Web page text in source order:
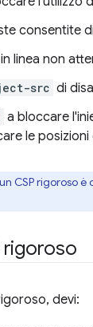
consentite
linea non
src di
a bloccare
le
CSP rigoroso
rigoroso
devi: